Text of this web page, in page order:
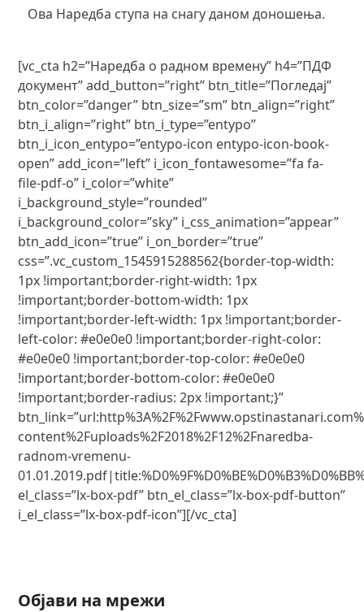
Ова Наредба ступа на снагу даном доношења.
[vc_cta h2=”Наредба о радном времену” h4=”ПДФ
документ” add_button=”right” btn_title=”Погледај”
btn_color=”danger” btn_size=”sm” btn_align=”right”
btn_i_align=”right” btn_i_type=”entypo”
btn_i_icon_entypo=”entypo-icon entypo-icon-book-
open” add_icon=”left” i_icon_fontawesome=”fa fa-
file-pdf-o” i_color=”white”
i_background_style=”rounded”
i_background_color=”sky” i_css_animation=”appear”
btn_add_icon=”true” i_on_border=”true”
css=”.vc_custom_1545915288562{border-top-width:
1px !important;border-right-width: 1px
!important;border-bottom-width: 1px
!important;border-left-width: 1px !important;border-
left-color: #e0e0e0 !important;border-right-color:
#e0e0e0 !important;border-top-color: #e0e0e0
!important;border-bottom-color: #e0e0e0
!important;border-radius: 2px !important;}”
content%2Fuploads%2F2018%2F12%2Fnaredba-
radnom-vremenu-
el_class=”lx-box-pdf” btn_el_class=”lx-box-pdf-button”
i_el_class=”lx-box-pdf-icon”][/vc_cta]
Објави на мрежи